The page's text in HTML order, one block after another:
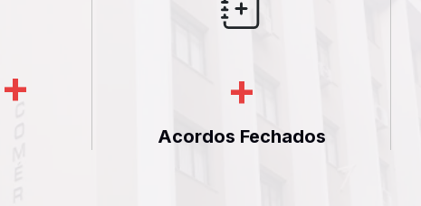
+ +
Acordos Fechados